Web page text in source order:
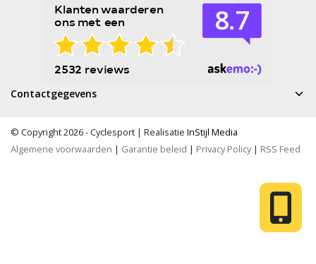
Contactgegevens
© Copyright 2026 - Cyclesport | Realisatie InStijl Media
Algemene voorwaarden | Garantie beleid | Privacy Policy| RSS Feed